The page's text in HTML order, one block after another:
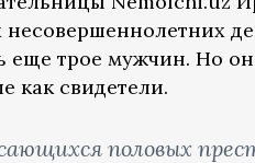
несовершеннолетних
еще трое мужчин. Но
как свидетели.
половых